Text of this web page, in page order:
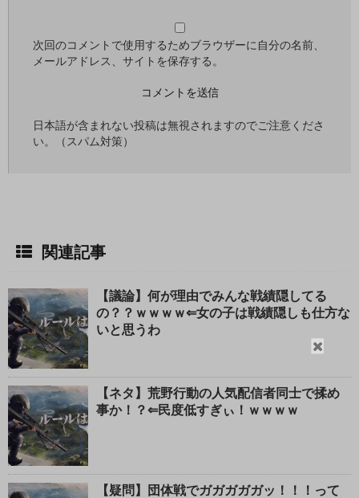
閉
る
次回のコメントで使用するためブラウザーに自分の名前、
メールアドレス、サイトを保存する。
日本語が含まれない投稿は無視されますのでご注意くださ
い。（スパム対策）
関連記事
【議論】何が理由でみんな戦績隠してる
の？？ｗｗｗｗ⇐女の子は戦績隠しも仕方な
いと思うわ
【ネタ】荒野行動の人気配信者同士で揉め
事か！？⇐民度低すぎぃ！ｗｗｗｗ
【疑問】団体戦でガガガガガッ！！！って